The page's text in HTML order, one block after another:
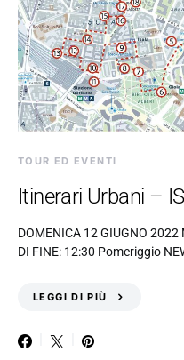
TOUR ED EVENTI
Itinerari Urbani –
DOMENICA 12 GIUGNO
DI FINE: 12:30 Pomeriggio
LEGGI DI PIÙ